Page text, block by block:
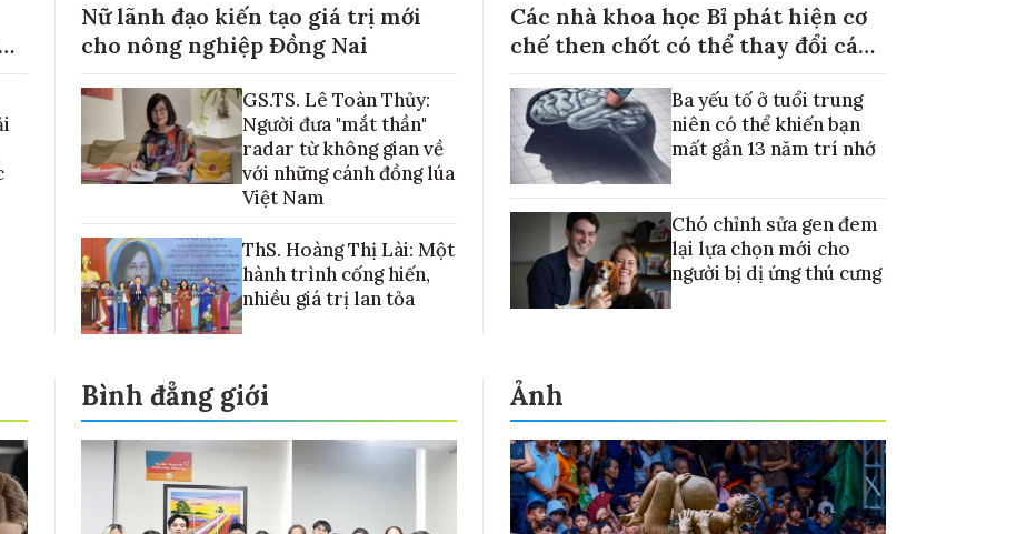
Nữ lãnh đạo kiến tạo giá trị mới
cho nông nghiệp Đồng Nai
GS.TS. Lê Toàn Thủy:
Người đưa "mắt thần"
radar từ không gian về
với những cánh đồng lúa
Việt Nam
ThS. Hoàng Thị Lài: Một
hành trình cống hiến,
nhiều giá trị lan tỏa
Các nhà khoa học Bỉ phát hiện cơ
chế then chốt có thể thay đổi cách
Ba yếu tố ở tuổi trung
niên có thể khiến bạn
mất gần 13 năm trí nhớ
Chó chỉnh sửa gen đem
lại lựa chọn mới cho
người bị dị ứng thú cưng
Bình đẳng giới Ảnh